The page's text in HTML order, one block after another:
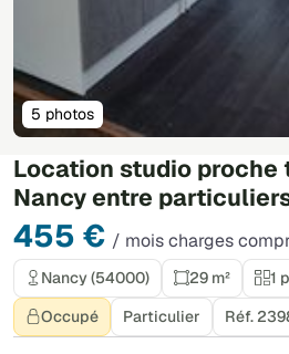
Location studio proche
Nancy entre
455 € / mois charges
5 photos
Nancy (54000) 29 m² 1
Occupé
Particulier Réf.